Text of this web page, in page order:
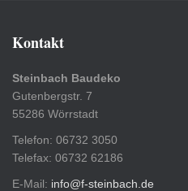
Kontakt
Steinbach Baudeko
Gutenbergstr. 7
55286 Wörrstadt
Telefon: 06732 3050
Telefax: 06732 62186
E-Mail: info@f-steinbach.de